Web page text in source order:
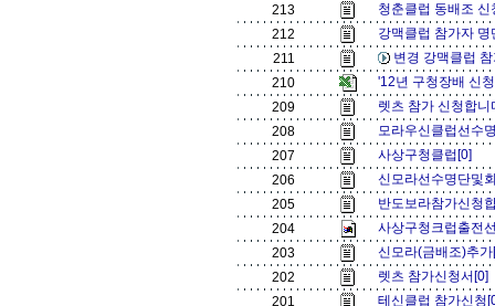
213
청춘클럽 동배조
212
강맥클럽 참가자
211
변경 강맥클럽
210
'12년 구청장배 신
209
렛츠 참가 신청합
208
모라우신클럽선수
207
사상구청클럽[0]
206
신모라선수명단및
205
반도보라참가신청
204
사상구청크럽출전
203
신모라(금배조)추
202
렛츠 참가신청서[0]
201
테신클럽 참가신